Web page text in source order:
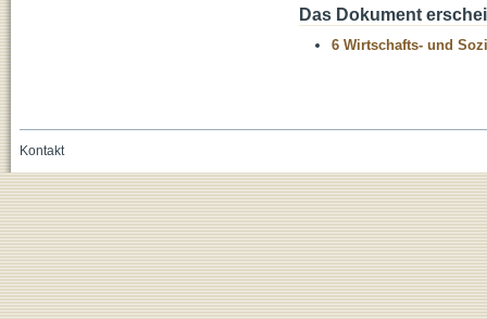
Das Dokument
6 Wirtschafts- und
Kontakt